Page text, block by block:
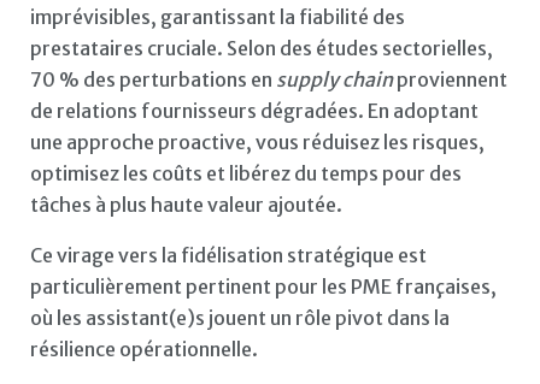
imprévisibles, garantissant la fiabilité des
prestataires cruciale. Selon des études sectorielles,
70 % des perturbations en supply chainproviennent
de relations fournisseurs dégradées. En adoptant
une approche proactive, vous réduisez les risques,
optimisez les coûts et libérez du temps pour des
tâches à plus haute valeur ajoutée.
Ce virage vers la fidélisation stratégique est
particulièrement pertinent pour les PME françaises,
où les assistant(e)s jouent un rôle pivot dans la
résilience opérationnelle.